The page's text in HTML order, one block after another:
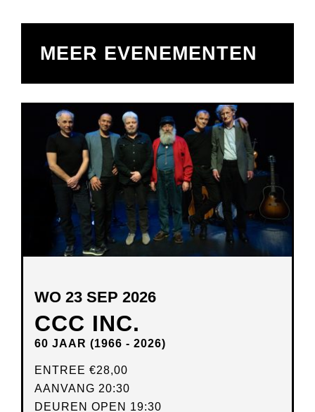
MEER EVENEMENTEN
CCC INC.
60 JAAR (1966 - 2026)
WO 23 SEP 2026
ENTREE €28,00
AANVANG 20:30
DEUREN OPEN 19:30